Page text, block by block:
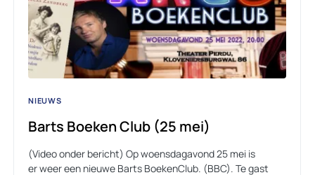
NIEUWS
Barts Boeken Club (25 mei)
(Video onder bericht) Op woensdagavond 25 mei is
er weer een nieuwe Barts BoekenClub. (BBC). Te gast